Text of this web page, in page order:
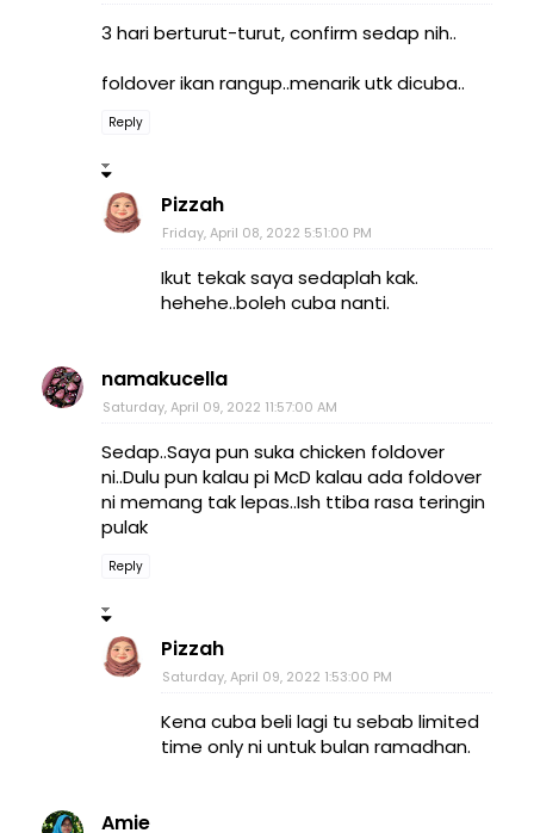
3 hari berturut-turut, confirm sedap nih..
foldover ikan rangup..menarik utk dicuba..
Reply
Pizzah
Friday, April 08, 2022 5:51:00 PM
Ikut tekak saya sedaplah kak.
hehehe..boleh cuba nanti.
namakucella
Saturday, April 09, 2022 11:57:00 AM
Sedap..Saya pun suka chicken foldover
ni..Dulu pun kalau pi McD kalau ada foldover
ni memang tak lepas..Ish ttiba rasa teringin
pulak
Reply
Pizzah
Saturday, April 09, 2022 1:53:00 PM
Kena cuba beli lagi tu sebab limited
time only ni untuk bulan ramadhan.
Amie